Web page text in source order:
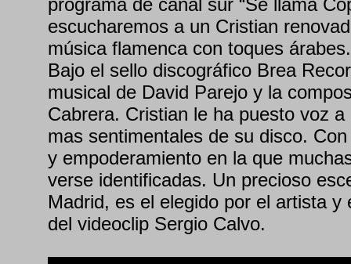
programa de canal sur “Se llama
escucharemos a un Cristian
música flamenca con toques árabes.
Bajo el sello discográfico Brea
musical de David Parejo y la
Cabrera. Cristian le ha puesto voz
mas sentimentales de su disco.
y empoderamiento en la que
verse identificadas. Un precioso
Madrid, es el elegido por el artista y
del videoclip Sergio Calvo.